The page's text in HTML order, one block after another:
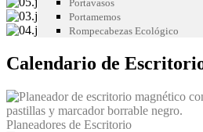
Portavasos
Portamemos
Rompecabezas Ecológico
Calendario de
Planeadores de Escritorio